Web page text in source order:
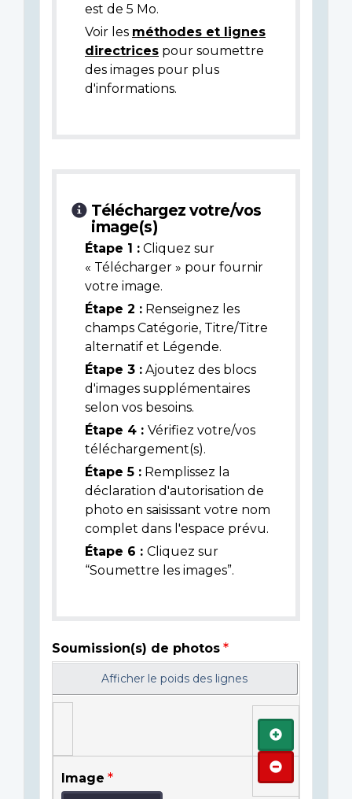
est de 5 Mo.
Voir les méthodes et lignes
directrices pour soumettre
des images pour plus
d'informations.
Téléchargez votre/vos
image(s)
Étape 1 : Cliquez sur
« Télécharger » pour fournir
votre image.
Étape 2 : Renseignez les
champs Catégorie, Titre/Titre
alternatif et Légende.
Étape 3 : Ajoutez des blocs
d'images supplémentaires
selon vos besoins.
Étape 4 : Vérifiez votre/vos
téléchargement(s).
Étape 5 : Remplissez la
déclaration d'autorisation de
photo en saisissant votre nom
complet dans l'espace prévu.
Étape 6 : Cliquez sur
“Soumettre les images”.
Soumission(s) de photos
Afficher le poids des lignes
Image
Ajouter
Retirer